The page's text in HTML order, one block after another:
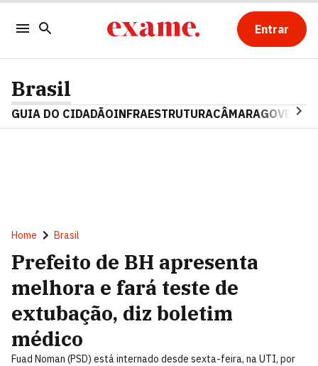
Entrar
Brasil
GUIA DO CIDADÃOINFRAESTRUTURACÂMARAGOVERNO
Home Brasil
Prefeito de BH apresenta
melhora e fará teste de
extubação, diz boletim
médico
Fuad Noman (PSD) está internado desde sexta-feira, na UTI, por